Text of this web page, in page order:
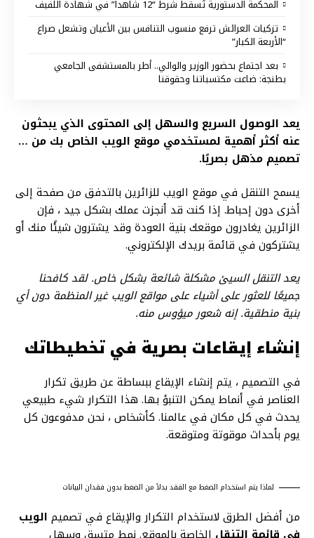
المحكمة الدستورية تُسقط شرط “12 شاهدا” في شهادة اللفيف
تزكيات العرائش ترفع منسوب التنافس بين الأعيان وتشعل صراع
“الأربعة الكبار”
بعد اجتماع بحضور الوزير والوالي.. أطر بالمستشفى الجامعي
بطنجة: ضاعت مكتسباتنا وحقوقنا
يعد الوصول السريع والسهل إلى المحتوى الذي يبحثون
عنه أكثر أهمية لمستخدمي موقع الويب الخاص بك من …
تصميم مذهل بصريًا.
يسمح التنقل في موقع الويب للزائرين بالتدفق من صفحة إلى
أخرى دون إحباط. إذا كنت قد أنجزت عملك بشكل جيد ، فإن
الزائرين يغادرون موقعك بنية العودة وقد يشترون شيئًا منك أو
يشتركون في قائمة بريدك الإلكتروني.
يعد التنقل السيئ مشكلة شائعة بشكل خاص. لقد كافحنا
جميعًا للعثور على أشياء على مواقع الويب غير المنظمة دون أي
بنية منطقية. إنه شعور ميؤوس منه.
إنشاء إيقاعات بصرية في تخطيطاتك
في التصميم ، يتم إنشاء الإيقاع ببساطة عن طريق تكرار
العناصر في أنماط يمكن التنبؤ بها. هذا التكرار شيء طبيعي
يحدث في كل مكان في عالمنا. كأشخاص ، نحن مدفوعون كل
يوم بأحداث موقوتة ومتوقعة.
لماذا يتم استخدام الضغط مع الفقد بدلاً من الضغط بدون فقدان البيانات
من أفضل الطرق لاستخدام التكرار والإيقاع في تصميم الويب